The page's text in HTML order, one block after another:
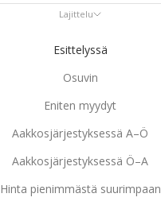
Lajittelu
Esittelyssä
Osuvin
Eniten myydyt
Aakkosjärjestyksessä A–Ö
Aakkosjärjestyksessä Ö–A
Hinta pienimmästä suurimpaan